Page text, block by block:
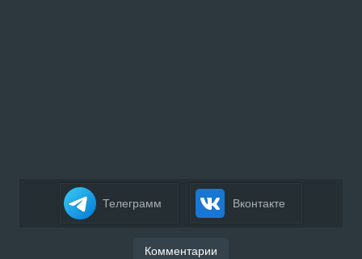
Телеграмм Вконтакте
Комментарии